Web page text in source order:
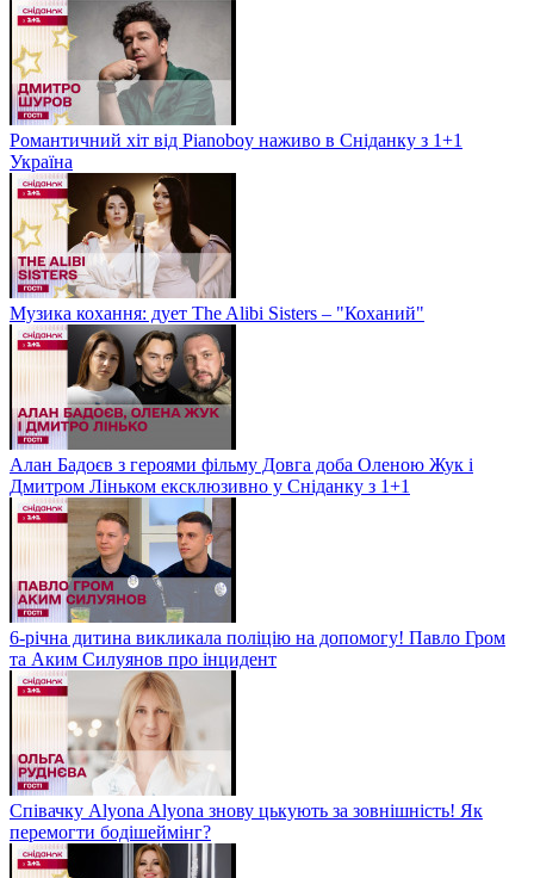
Романтичний хіт від Pianoboy наживо в Сніданку з 1+1
Україна
Музика кохання: дует The Alibi Sisters – "Коханий"
Алан Бадоєв з героями фільму Довга доба Оленою Жук і
Дмитром Ліньком ексклюзивно у Сніданку з 1+1
6-річна дитина викликала поліцію на допомогу! Павло Гром
та Аким Силуянов про інцидент
Співачку Alyona Alyona знову цькують за зовнішність! Як
перемогти бодішеймінг?